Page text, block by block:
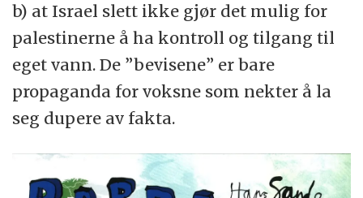
b) at Israel slett ikke gjør det mulig for
palestinerne å ha kontroll og tilgang til
eget vann. De ”bevisene” er bare
propaganda for voksne som nekter å la
seg dupere av fakta.